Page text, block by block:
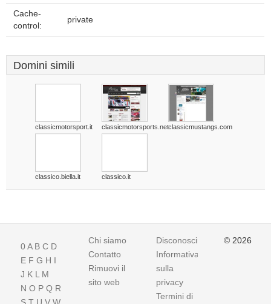
Cache-
control:
private
Domini simili
classicmotorsport.it classicmotorsports.netclassicmustangs.com
classico.biella.it classico.it
0A B C D
E F G H I
J K L M
N O P Q R
Chi siamo
Contatto
Rimuovi il
sito web
Disconoscimento
Informativa
sulla
privacy
Termini di
© 2026